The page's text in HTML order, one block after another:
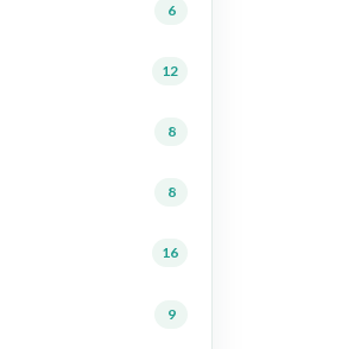
6
12
8
8
16
9